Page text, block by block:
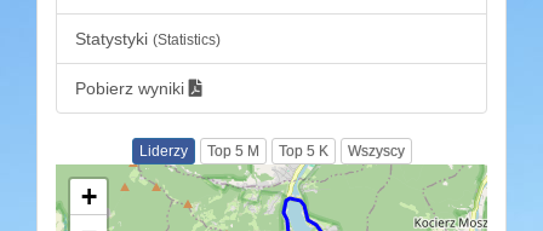
Statystyki (Statistics)
Pobierz wyniki
Liderzy Top 5 M Top 5 K Wszyscy
+